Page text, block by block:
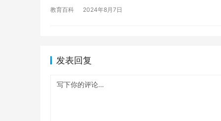
教育百科 2024年8月7日
发表回复